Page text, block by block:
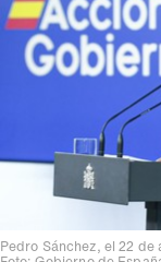
Pedro Sánchez, el 22